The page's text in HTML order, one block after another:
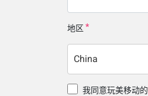
地区
China
我同意玩美移动的